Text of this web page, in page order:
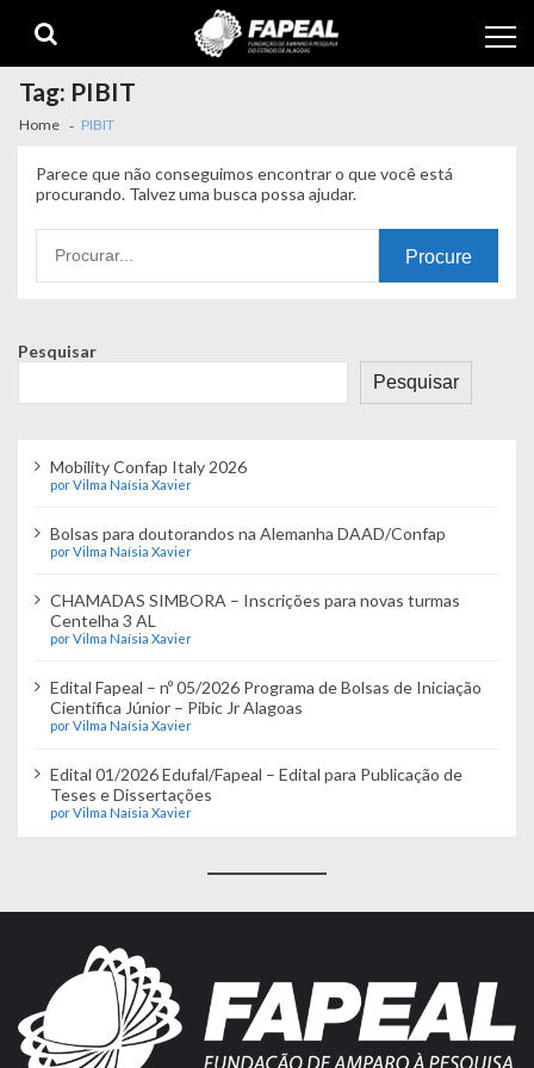
navigation
content
Tag: PIBIT
Home PIBIT
Parece que não conseguimos encontrar o que você está
procurando. Talvez uma busca possa ajudar.
por:
Pesquisar
Pesquisar
Mobility Confap Italy 2026
por Vilma Naísia Xavier
Bolsas para doutorandos na Alemanha DAAD/Confap
por Vilma Naísia Xavier
CHAMADAS SIMBORA – Inscrições para novas turmas
Centelha 3 AL
por Vilma Naísia Xavier
Edital Fapeal – nº 05/2026 Programa de Bolsas de Iniciação
Científica Júnior – Pibic Jr Alagoas
por Vilma Naísia Xavier
Edital 01/2026 Edufal/Fapeal – Edital para Publicação de
Teses e Dissertações
por Vilma Naísia Xavier